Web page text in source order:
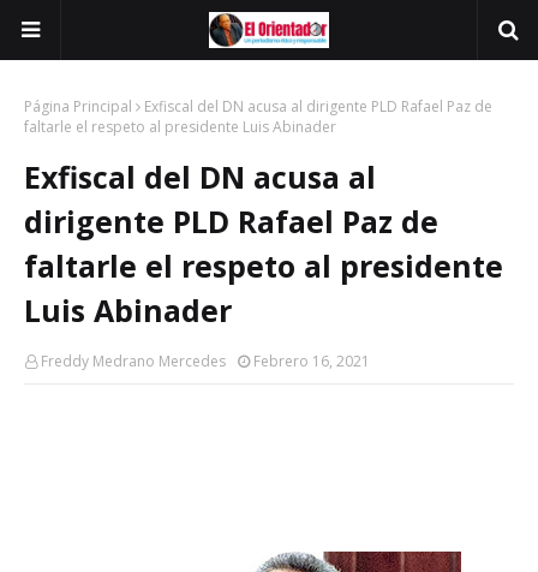
Página Principal
Exfiscal del DN acusa al dirigente PLD Rafael Paz de
faltarle el respeto al presidente Luis Abinader
Exfiscal del DN acusa al
dirigente PLD Rafael Paz de
faltarle el respeto al presidente
Luis Abinader
Freddy Medrano Mercedes Febrero 16, 2021